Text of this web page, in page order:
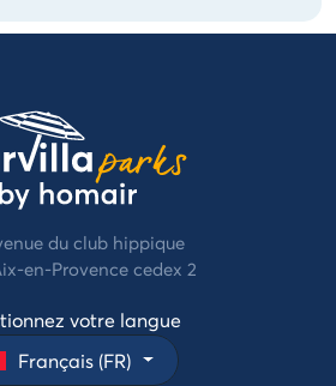
du club hippique
en-Provence cedex 2
votre langue
Français (FR)